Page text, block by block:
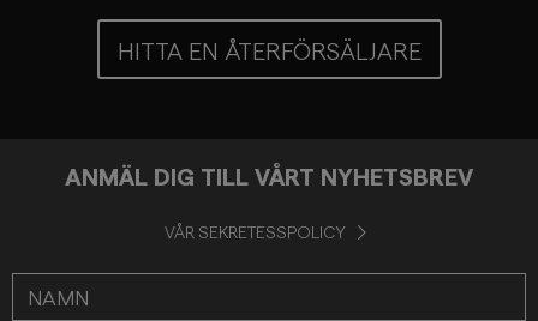
HITTA EN ÅTERFÖRSÄLJARE
ANMÄL DIG TILL VÅRT NYHETSBREV
VÅR SEKRETESSPOLICY